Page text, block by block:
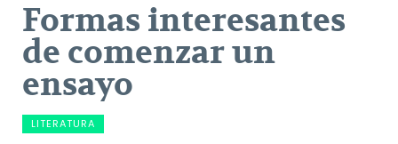
Formas interesantes
de comenzar un
ensayo
LITERATURA